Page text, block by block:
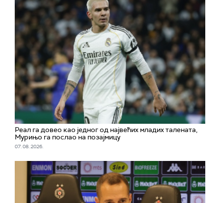
Реал га довео као једног од највећих младих талената,
Мурињо га послао на позајмицу
07. 08. 2026.